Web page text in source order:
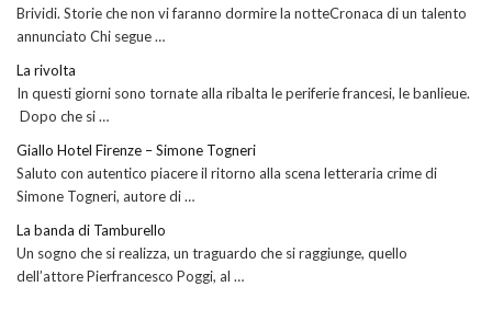
Brividi. Storie che non vi faranno dormire la notteCronaca di un talento
annunciato Chi segue …
La rivolta
In questi giorni sono tornate alla ribalta le periferie francesi, le banlieue.
Dopo che si …
Giallo Hotel Firenze – Simone Togneri
Saluto con autentico piacere il ritorno alla scena letteraria crime di
Simone Togneri, autore di …
La banda di Tamburello
Un sogno che si realizza, un traguardo che si raggiunge, quello
dell’attore Pierfrancesco Poggi, al …